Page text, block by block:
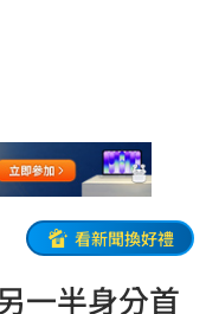
看新聞換好禮
一半身分首